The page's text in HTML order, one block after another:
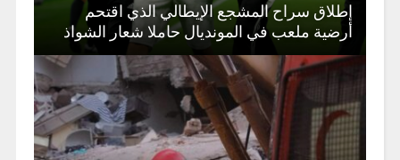
إطلاق سراح المشجع الإيطالي الذي اقتحم
أرضية ملعب في المونديال حاملا شعار الشواذ